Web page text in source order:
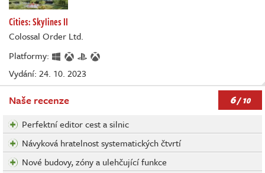
Cities: Skylines II
Colossal Order Ltd.
Platformy:
Vydání: 24. 10. 2023
Naše recenze 6/ 10
Perfektní editor cest a silnic
Návyková hratelnost systematických čtvrtí
Nové budovy, zóny a ulehčující funkce